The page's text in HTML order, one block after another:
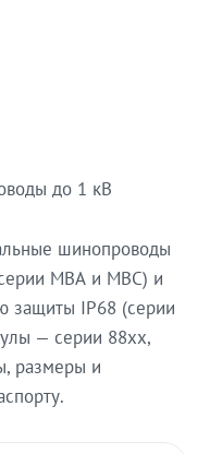
до 1 кВ
шинопроводы
МВА и МВС) и
защиты IP68 (серии
— серии 88xx,
размеры и